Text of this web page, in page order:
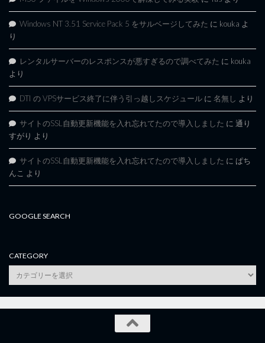
Windows NT 3.51 Service Pack 5 をサルベージしてみた に kouka よ
り
レンタルサーバーのレスポンスが悪すぎるので調べてみた に kouka
より
DTI の VPSサービス終了に伴う引っ越しスケジュール に 名無し より
サイトのSSL自動更新機能を入れ忘れてたので導入しました に 通り
すがり より
サイトのSSL自動更新機能を入れ忘れてたので導入しました に ぱち
んこ より
GOOGLE SEARCH
CATEGORY
category